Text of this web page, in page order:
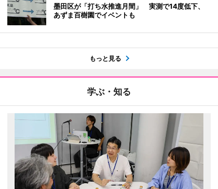
墨田区が「打ち水推進月間」 実測で14度低下、
あずま百樹園でイベントも
もっと見る
学ぶ・知る